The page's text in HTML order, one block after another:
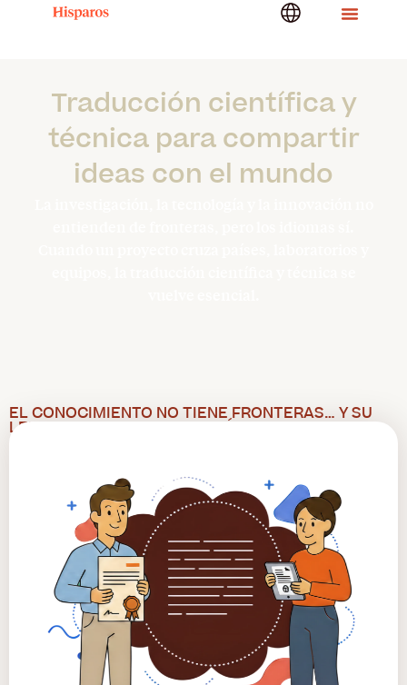
Traducción científica y
técnica para compartir
ideas con el mundo
EL CONOCIMIENTO NO TIENE FRONTERAS… Y SU
LENGUAJE TAMPOCO DEBERÍA TENERLAS